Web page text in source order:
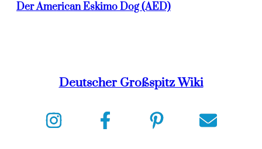
Der American Eskimo Dog (AED)
Deutscher Großspitz Wiki